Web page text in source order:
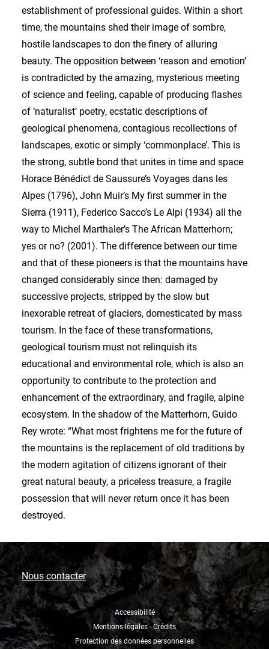
establishment of professional guides. Within a short
time, the mountains shed their image of sombre,
hostile landscapes to don the finery of alluring
beauty. The opposition between ‘reason and emotion’
is contradicted by the amazing, mysterious meeting
of science and feeling, capable of producing flashes
of ‘naturalist’ poetry, ecstatic descriptions of
geological phenomena, contagious recollections of
landscapes, exotic or simply ‘commonplace’. This is
the strong, subtle bond that unites in time and space
Horace Bénédict de Saussure’s Voyages dans les
Alpes (1796), John Muir’s My first summer in the
Sierra (1911), Federico Sacco’s Le Alpi (1934) all the
way to Michel Marthaler’s The African Matterhorn;
yes or no? (2001). The difference between our time
and that of these pioneers is that the mountains have
changed considerably since then: damaged by
successive projects, stripped by the slow but
inexorable retreat of glaciers, domesticated by mass
tourism. In the face of these transformations,
geological tourism must not relinquish its
educational and environmental role, which is also an
opportunity to contribute to the protection and
enhancement of the extraordinary, and fragile, alpine
ecosystem. In the shadow of the Matterhorn, Guido
Rey wrote: “What most frightens me for the future of
the mountains is the replacement of old traditions by
the modern agitation of citizens ignorant of their
great natural beauty, a priceless treasure, a fragile
possession that will never return once it has been
destroyed.
Nous contacter
Accessibilité
Mentions légales - Crédits
Protection des données personnelles